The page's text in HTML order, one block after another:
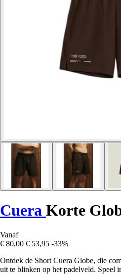
Cuera Korte
Vanaf
€ 80,00 € 53,95 -33%
Ontdek de Short Cuera Globe, die
uit te blinken op het padelveld. Speel